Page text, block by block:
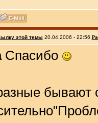
этой темы 20.04.2006 - 22:56
Спасибо
бывают